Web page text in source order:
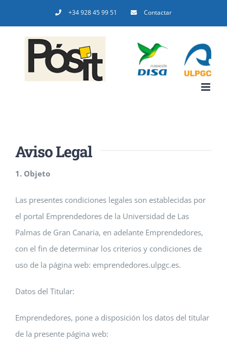
al
contenido
+34 928 45 99 51 Contactar
Aviso Legal
1. Objeto
Las presentes condiciones legales son establecidas por
el portal Emprendedores de la Universidad de Las
Palmas de Gran Canaria, en adelante Emprendedores,
con el fin de determinar los criterios y condiciones de
uso de la página web: emprendedores.ulpgc.es.
Datos del Titular:
Emprendedores, pone a disposición los datos del titular
de la presente página web: